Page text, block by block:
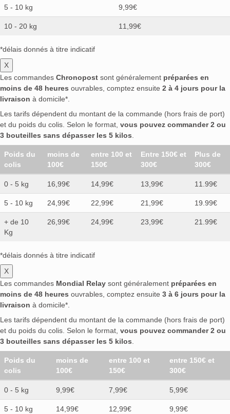
5 - 10 kg 9,99€
10 - 20 kg 11,99€
*délais donnés à titre indicatif
X
Les commandes Chronopost sont généralement préparées en
moins de 48 heures ouvrables, comptez ensuite 2 à 4 jours pour la
livraison à domicile*.
Les tarifs dépendent du montant de la commande (hors frais de port)
et du poids du colis. Selon le format, vous pouvez commander 2 ou
3 bouteilles sans dépasser les 5 kilos.
Poids du
colis
moins de
100€
entre 100 et
150€
Entre 150€ et
300€
Plus de
300€
0 - 5 kg 16,99€ 14,99€ 13,99€ 11.99€
5 - 10 kg 24,99€ 22,99€ 21,99€ 19.99€
+ de 10
Kg
26,99€ 24,99€ 23,99€ 21.99€
*délais donnés à titre indicatif
X
Les commandes Mondial Relay sont généralement préparées en
moins de 48 heures ouvrables, comptez ensuite 3 à 6 jours pour la
livraison à domicile*.
Les tarifs dépendent du montant de la commande (hors frais de port)
et du poids du colis. Selon le format, vous pouvez commander 2 ou
3 bouteilles sans dépasser les 5 kilos.
Poids du
colis
moins de
100€
entre 100 et
150€
entre 150€ et
300€
0 - 5 kg 9,99€ 7,99€ 5,99€
5 - 10 kg 14,99€ 12,99€ 9,99€